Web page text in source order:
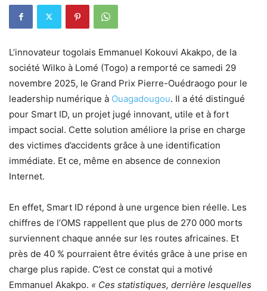
L’innovateur togolais Emmanuel Kokouvi Akakpo, de la
société Wilko à Lomé (Togo) a remporté ce samedi 29
novembre 2025, le Grand Prix Pierre-Ouédraogo pour le
leadership numérique à Ouagadougou. Il a été distingué
pour Smart ID, un projet jugé innovant, utile et à fort
impact social. Cette solution améliore la prise en charge
des victimes d’accidents grâce à une identification
immédiate. Et ce, même en absence de connexion
Internet.
En effet, Smart ID répond à une urgence bien réelle. Les
chiffres de l’OMS rappellent que plus de 270 000 morts
surviennent chaque année sur les routes africaines. Et
près de 40 % pourraient être évités grâce à une prise en
charge plus rapide. C’est ce constat qui a motivé
Emmanuel Akakpo. « Ces statistiques, derrière lesquelles